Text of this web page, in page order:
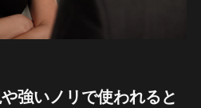
強いノリで使われると